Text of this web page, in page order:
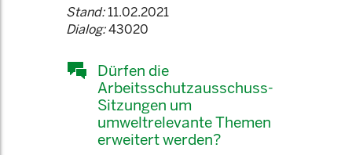
Stand:11.02.2021
Dialog:43020
Dürfen die
Arbeitsschutzausschuss-
Sitzungen um
umweltrelevante Themen
erweitert werden?